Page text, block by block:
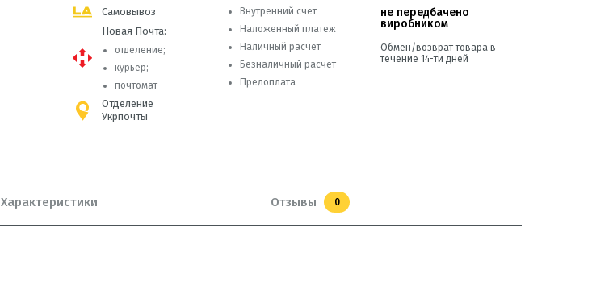
9*100 мм 9*760 мм 9*900 мм
Самовывоз
Новая Почта:
отделение;
курьер;
почтомат
Отделение
Укрпочты
Внутренний счет
Наложенный платеж
Наличный расчет
Безналичный расчет
Предоплата
не передбачено
виробником
Обмен/возврат товара в
течение 14-ти дней
Характеристики Отзывы 0